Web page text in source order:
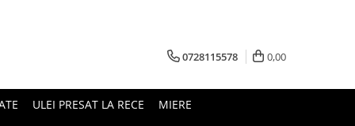
0728115578 0,00
ULEI PRESAT LA RECE MIERE